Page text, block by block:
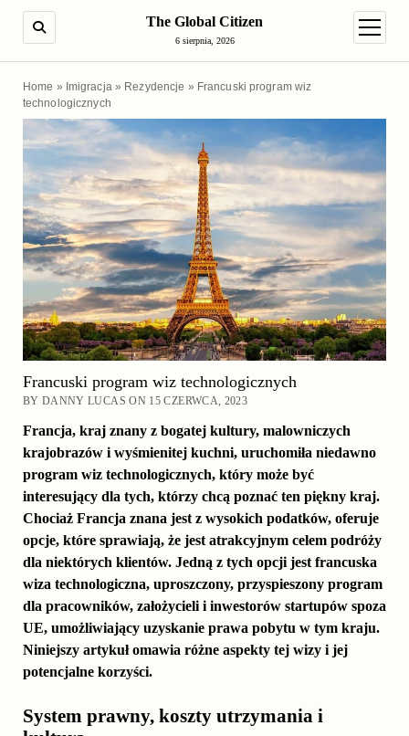
The Global Citizen
6 sierpnia, 2026
open
Home » Imigracja » Rezydencje » Francuski program wiz
technologicznych
Francuski program wiz technologicznych
BY DANNY LUCAS ON 15 CZERWCA, 2023
Francja, kraj znany z bogatej kultury, malowniczych
krajobrazów i wyśmienitej kuchni, uruchomiła niedawno
program wiz technologicznych, który może być
interesujący dla tych, którzy chcą poznać ten piękny kraj.
Chociaż Francja znana jest z wysokich podatków, oferuje
opcje, które sprawiają, że jest atrakcyjnym celem podróży
dla niektórych klientów. Jedną z tych opcji jest francuska
wiza technologiczna, uproszczony, przyspieszony program
dla pracowników, założycieli i inwestorów startupów spoza
UE, umożliwiający uzyskanie prawa pobytu w tym kraju.
Niniejszy artykuł omawia różne aspekty tej wizy i jej
potencjalne korzyści.
System prawny, koszty utrzymania i